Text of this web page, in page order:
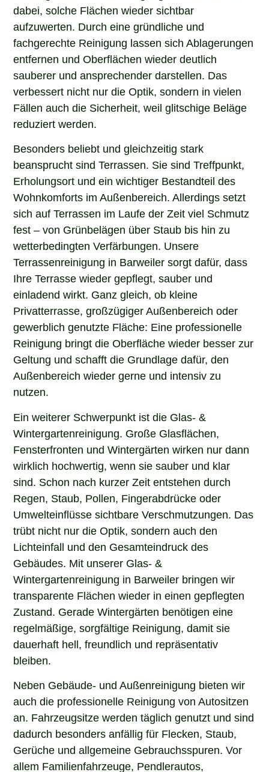
dabei, solche Flächen wieder sichtbar
aufzuwerten. Durch eine gründliche und
fachgerechte Reinigung lassen sich Ablagerungen
entfernen und Oberflächen wieder deutlich
sauberer und ansprechender darstellen. Das
verbessert nicht nur die Optik, sondern in vielen
Fällen auch die Sicherheit, weil glitschige Beläge
reduziert werden.
Besonders beliebt und gleichzeitig stark
beansprucht sind Terrassen. Sie sind Treffpunkt,
Erholungsort und ein wichtiger Bestandteil des
Wohnkomforts im Außenbereich. Allerdings setzt
sich auf Terrassen im Laufe der Zeit viel Schmutz
fest – von Grünbelägen über Staub bis hin zu
wetterbedingten Verfärbungen. Unsere
Terrassenreinigung in Barweiler sorgt dafür, dass
Ihre Terrasse wieder gepflegt, sauber und
einladend wirkt. Ganz gleich, ob kleine
Privatterrasse, großzügiger Außenbereich oder
gewerblich genutzte Fläche: Eine professionelle
Reinigung bringt die Oberfläche wieder besser zur
Geltung und schafft die Grundlage dafür, den
Außenbereich wieder gerne und intensiv zu
nutzen.
Ein weiterer Schwerpunkt ist die Glas- &
Wintergartenreinigung. Große Glasflächen,
Fensterfronten und Wintergärten wirken nur dann
wirklich hochwertig, wenn sie sauber und klar
sind. Schon nach kurzer Zeit entstehen durch
Regen, Staub, Pollen, Fingerabdrücke oder
Umwelteinflüsse sichtbare Verschmutzungen. Das
trübt nicht nur die Optik, sondern auch den
Lichteinfall und den Gesamteindruck des
Gebäudes. Mit unserer Glas- &
Wintergartenreinigung in Barweiler bringen wir
transparente Flächen wieder in einen gepflegten
Zustand. Gerade Wintergärten benötigen eine
regelmäßige, sorgfältige Reinigung, damit sie
dauerhaft hell, freundlich und repräsentativ
bleiben.
Neben Gebäude- und Außenreinigung bieten wir
auch die professionelle Reinigung von Autositzen
an. Fahrzeugsitze werden täglich genutzt und sind
dadurch besonders anfällig für Flecken, Staub,
Gerüche und allgemeine Gebrauchsspuren. Vor
allem Familienfahrzeuge, Pendlerautos,